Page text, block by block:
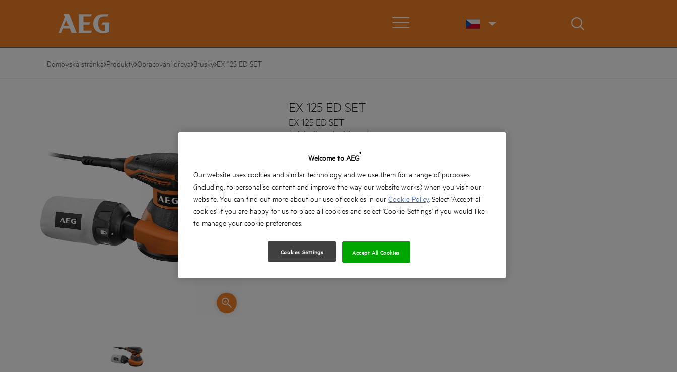
Domovská stránka Produkty Opracování dřeva Brusky EX 125 ED SET
EX 125 ED SET
EX 125 ED SET
Odchylky výrobku: x1
Welcome to AEG®
Our website uses cookies and similar technology and we use them for a range of purposes
(including, to personalise content and improve the way our website works) when you visit our
website. You can find out more about our use of cookies in our Cookie Policy. Select 'Accept all
cookies' if you are happy for us to place all cookies and select 'Cookie Settings' if you would like
to manage your cookie preferences.
Cookies Settings Accept All Cookies